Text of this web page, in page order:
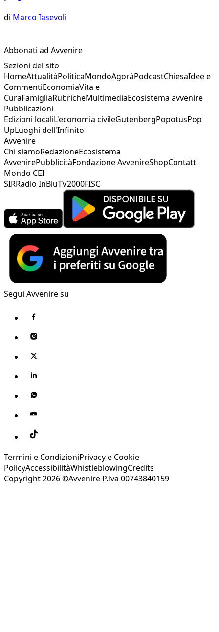
di Marco Iasevoli
Abbonati ad Avvenire
Sezioni del sito
HomeAttualitàPoliticaMondoAgoràPodcastChiesaIdee e
CommentiEconomiaVita e
CuraFamigliaRubricheMultimediaEcosistema avvenire
Pubblicazioni
Edizioni localiL'economia civileGutenbergPopotusPop
UpLuoghi dell'Infinito
Avvenire
Chi siamoRedazioneEcosistema
AvvenirePubblicitàFondazione AvvenireShopContatti
Mondo CEI
SIRRadio InBluTV2000FISC
Segui Avvenire su
Termini e CondizioniPrivacy e Cookie
PolicyAccessibilitàWhistleblowingCredits
Copyright 2026 ©Avvenire P.Iva 00743840159